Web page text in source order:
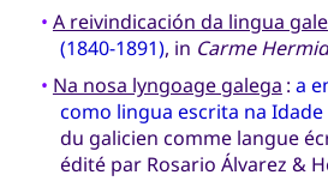
• A reivindicación da lingua
(1840-1891), in Carme
• Na nosa lyngoage galega : a
como lingua escrita na Idade
du galicien comme langue
édité par Rosario Álvarez &